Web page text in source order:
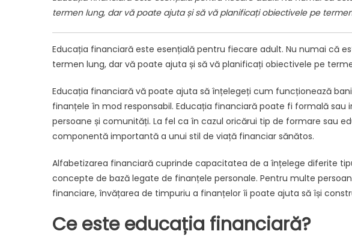
termen lung, dar vă poate ajuta și să vă planificați obiectivele pe
Educația financiară este esențială pentru fiecare adult. Nu numai că
termen lung, dar vă poate ajuta și să vă planificați obiectivele pe
Educația financiară vă poate ajuta să înțelegeți cum funcționează
finanțele în mod responsabil. Educația financiară poate fi formală
persoane și comunități. La fel ca în cazul oricărui tip de formare sau
componentă importantă a unui stil de viață financiar sănătos.
Alfabetizarea financiară cuprinde capacitatea de a înțelege diferite
concepte de bază legate de finanțele personale. Pentru multe
financiare, învățarea de timpuriu a finanțelor îi poate ajuta să își
Ce este educația financiară?